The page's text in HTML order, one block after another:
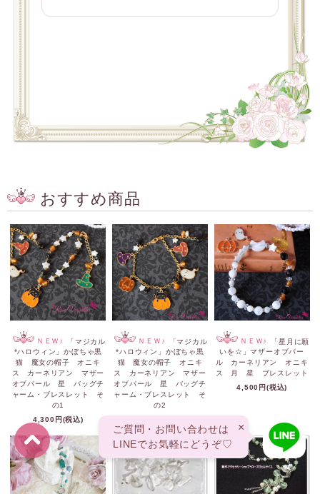
おすすめ商品
ＮＥＷ♪
「マジカル
*ハロウィン」かぼちゃ黒
猫 魔女の帽子 オニキ
ス カーネリアン マザー
オブパール 星 バッグチ
ャーム・ブレスレット そ
の1
4,300円(税込)
ＮＥＷ♪
「マジカル
*ハロウィン」かぼちゃ黒
猫 魔女の帽子 オニキ
ス カーネリアン マザー
オブパール 星 バッグチ
ャーム・ブレスレット そ
の2
ＮＥＷ♪
「星月に願
いを☆」マザーオブパー
ル カーネリアン オニキ
ス 月 星 ブレスレット
4,500円(税込)
ご質問・お問い合わせは
LINEでお気軽にどうぞ♡
×